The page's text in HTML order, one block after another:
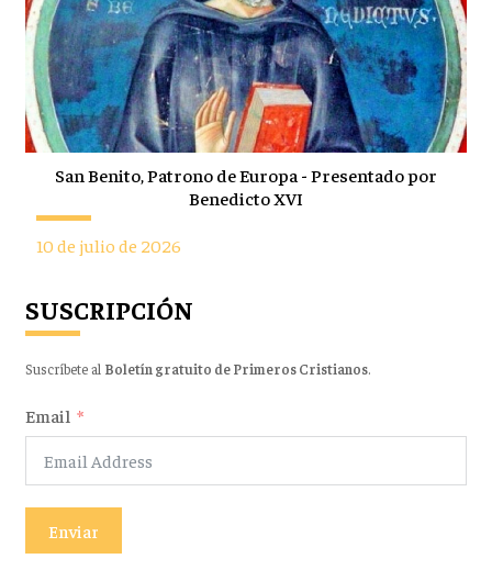
San Benito, Patrono de Europa - Presentado por
Benedicto XVI
10 de julio de 2026
SUSCRIPCIÓN
Suscríbete al Boletín gratuito de Primeros Cristianos.
Email
Enviar